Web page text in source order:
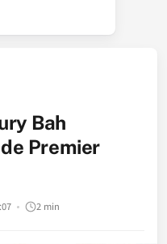
Bah
Premier
2 min